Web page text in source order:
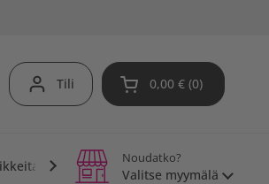
Tili Avaa ostoskori
0,00 € 0
Teemajuhlat
Noudatko?
Valitse myymälä